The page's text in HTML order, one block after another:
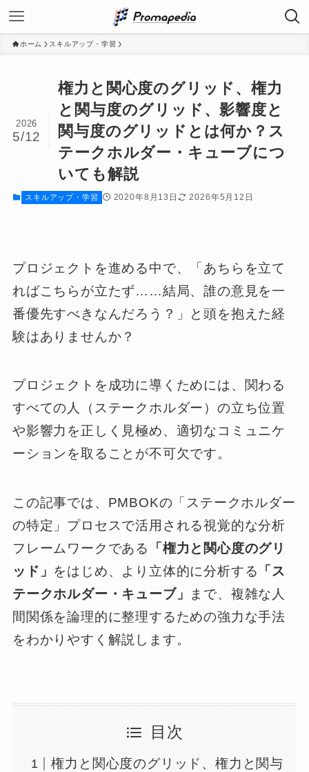
ホーム スキルアップ・学習
権力と関心度のグリッド、権力
と関与度のグリッド、影響度と
関与度のグリッドとは何か？ス
テークホルダー・キューブにつ
いても解説
2026
5/12
スキルアップ・学習 2020年8月13日 2026年5月12日
プロジェクトを進める中で、「あちらを立て
ればこちらが立たず……結局、誰の意見を一
番優先すべきなんだろう？」と頭を抱えた経
験はありませんか？
プロジェクトを成功に導くためには、関わる
すべての人（ステークホルダー）の立ち位置
や影響力を正しく見極め、適切なコミュニケ
ーションを取ることが不可欠です。
この記事では、PMBOKの「ステークホルダー
の特定」プロセスで活用される視覚的な分析
フレームワークである
「権力と関心度のグリ
ッド」 をはじめ、より立体的に分析する
「ス
テークホルダー・キューブ」
まで、複雑な人
間関係を論理的に整理するための強力な手法
をわかりやすく解説します。
目次
権力と関心度のグリッド、権力と関与